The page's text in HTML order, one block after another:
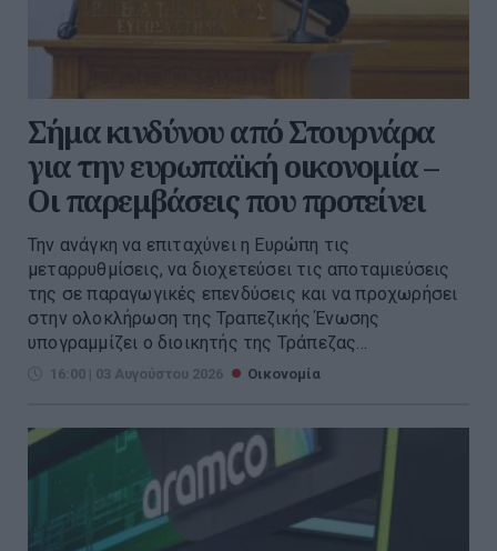
Σήμα κινδύνου από Στουρνάρα
για την ευρωπαϊκή οικονομία –
Οι παρεμβάσεις που προτείνει
Την ανάγκη να επιταχύνει η Ευρώπη τις
μεταρρυθμίσεις, να διοχετεύσει τις αποταμιεύσεις
της σε παραγωγικές επενδύσεις και να προχωρήσει
στην ολοκλήρωση της Τραπεζικής Ένωσης
υπογραμμίζει ο διοικητής της Τράπεζας...
16:00 | 03 Αυγούστου 2026 Οικονομία